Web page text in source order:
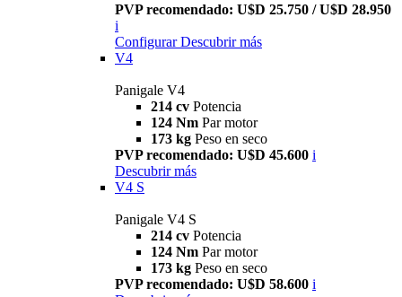
PVP recomendado: U$D 25.750 / U$D 28.950
i
Configurar Descubrir más
V4
Panigale V4
214 cv Potencia
124 Nm Par motor
173 kg Peso en seco
PVP recomendado: U$D 45.600 i
Descubrir más
V4 S
Panigale V4 S
214 cv Potencia
124 Nm Par motor
173 kg Peso en seco
PVP recomendado: U$D 58.600 i